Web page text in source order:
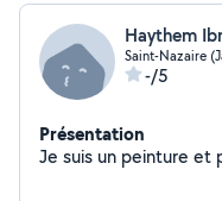
Haythem
Saint-Nazaire
-/5
Présentation
Je suis un peinture et